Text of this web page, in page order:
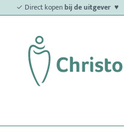
✓ Direct kopenbij de uitgever ♥